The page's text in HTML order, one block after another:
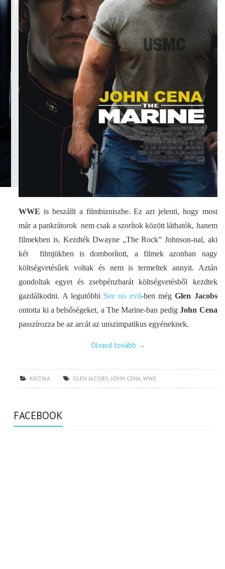
WWE is beszállt a filmbizniszbe. Ez azt jelenti, hogy most
már a pankrátorok nem csak a szorítok között láthatók, hanem
filmekben is. Kezdték Dwayne „The Rock” Johnson-nal, aki
két filmjükben is domborított, a filmek azonban nagy
költségvetésűek voltak és nem is termeltek annyit. Aztán
gondoltak egyet és zsebpénzbarát költségvetésből kezdtek
gazdálkodni. A legutóbbi See no evil-ben mégGlen Jacobs
ontotta ki a belsőségeket, a The Marine-ban pedigJohn Cena
passzírozza be az arcát az unszimpatikus egyéneknek.
Olvasd tovább →
KRITIKA GLEN JACOBS,JOHN CENA,WWE
FACEBOOK